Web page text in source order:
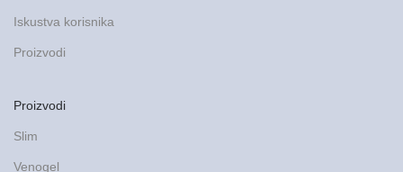
Iskustva korisnika
Proizvodi
Proizvodi
Slim
Venogel